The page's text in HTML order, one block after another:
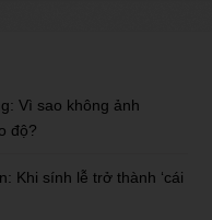
Vì sao không ảnh
độ?
Khi sính lễ trở thành ‘cái